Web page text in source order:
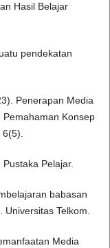
Hasil Belajar
pendekatan
Penerapan Media
Konsep
Pelajar.
babasan
Telkom.
Media